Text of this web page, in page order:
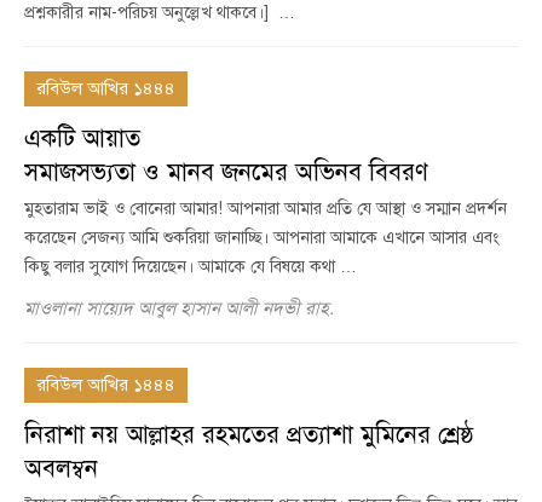
প্রশ্নকারীর নাম-পরিচয় অনুল্লেখ থাকবে।] …
রবিউল আখির ১৪৪৪
একটি আয়াত
সমাজসভ্যতা ও মানব জনমের অভিনব বিবরণ
মুহতারাম ভাই ও বোনেরা আমার! আপনারা আমার প্রতি যে আস্থা ও সম্মান প্রদর্শন
করেছেন সেজন্য আমি শুকরিয়া জানাচ্ছি। আপনারা আমাকে এখানে আসার এবং
কিছু বলার সুযোগ দিয়েছেন। আমাকে যে বিষয়ে কথা …
মাওলানা সায়্যেদ আবুল হাসান আলী নদভী রাহ.
রবিউল আখির ১৪৪৪
নিরাশা নয় আল্লাহর রহমতের প্রত্যাশা মুমিনের শ্রেষ্ঠ
অবলম্বন